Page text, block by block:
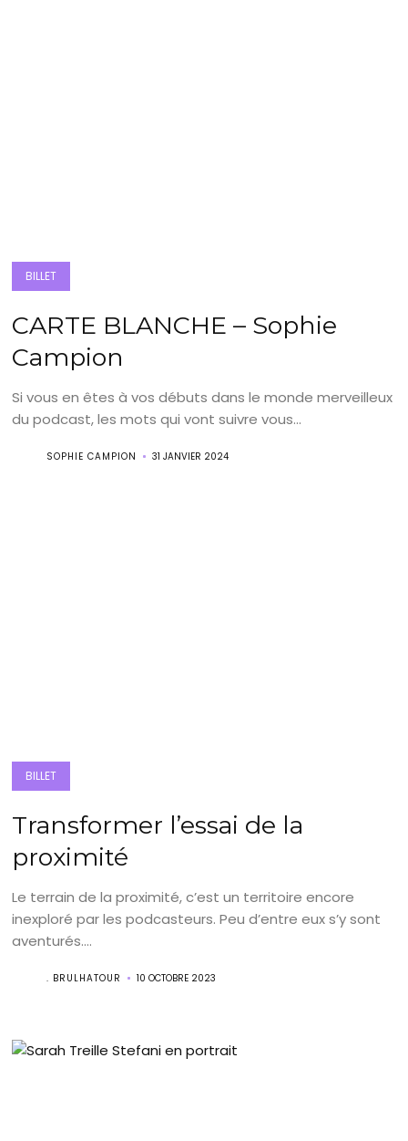
BILLET
CARTE BLANCHE – Sophie
Campion
Si vous en êtes à vos débuts dans le monde merveilleux
du podcast, les mots qui vont suivre vous...
SOPHIE CAMPION 31 JANVIER 2024
BILLET
Transformer l’essai de la
proximité
Le terrain de la proximité, c’est un territoire encore
inexploré par les podcasteurs. Peu d’entre eux s’y sont
aventurés....
. BRULHATOUR 10 OCTOBRE 2023